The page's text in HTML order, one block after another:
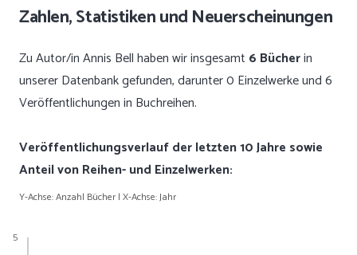
Zahlen, Statistiken und Neuerscheinungen
Zu Autor/in Annis Bell haben wir insgesamt 6 Bücherin
unserer Datenbank gefunden, darunter 0 Einzelwerke und 6
Veröffentlichungen in Buchreihen.
Veröffentlichungsverlauf der letzten 10 Jahre sowie
Anteil von Reihen- und Einzelwerken:
Y-Achse: Anzahl Bücher | X-Achse: Jahr
5